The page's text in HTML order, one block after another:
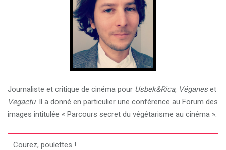
Journaliste et critique de cinéma pour Usbek&Rica, Véganeset
Vegactu. Il a donné en particulier une conférence au Forum des
images intitulée « Parcours secret du végétarisme au cinéma ».
Courez, poulettes !